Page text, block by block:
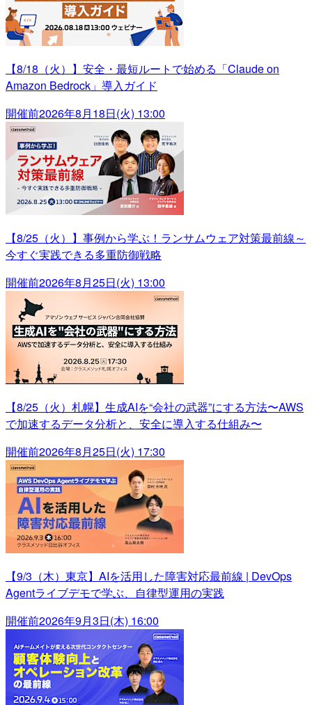
【8/18（火）】安全・最短ルートで始める「Claude on
Amazon Bedrock」導入ガイド
開催前2026年8月18日(火) 13:00
【8/25（火）】事例から学ぶ！ランサムウェア対策最前線～
今すぐ実践できる多重防御戦略
開催前2026年8月25日(火) 13:00
【8/25（火）札幌】生成AIを“会社の武器”にする方法〜AWS
で加速するデータ分析と、安全に導入する仕組み〜
開催前2026年8月25日(火) 17:30
【9/3（木）東京】AIを活用した障害対応最前線 | DevOps
Agentライブデモで学ぶ、自律型運用の実践
開催前2026年9月3日(木) 16:00